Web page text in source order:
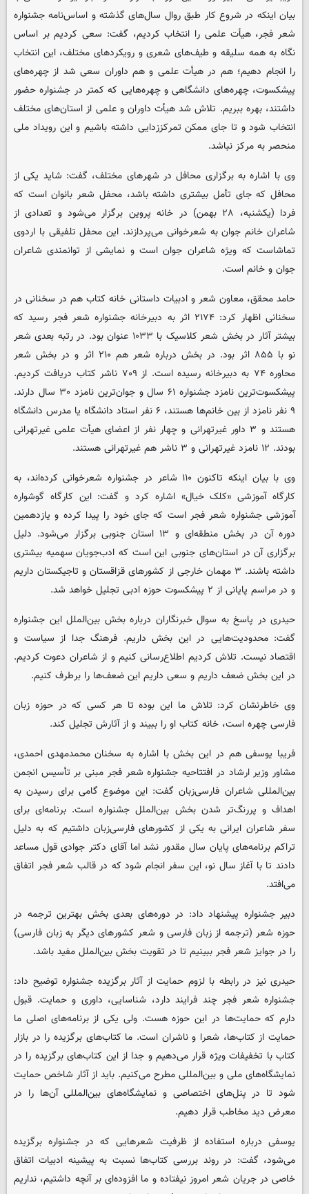
بیان اینکه در شروع کار طبق روال سال‌های گذشته و اساس‌نامه جشنواره
شعر فجر، هیأت علمی را انتخاب کردیم، گفت: سعی کردیم بر اساس
نگاه به همه سلیقه و طیف‌های شعری و رویکردهای مختلف، این انتخاب
را انجام دهیم؛ هم در هیأت علمی و هم داوران سعی شد از چهره‌های
پیشکسوت، چهره‌های دانشگاهی و چهره‌هایی که کمتر در جشنواره حضور
داشتند، بهره ببریم. تلاش شد هیأت داوران و علمی از استان‌های مختلف
انتخاب شود و تا جای ممکن تمرکززدایی داشته باشیم و این رویداد ملی
منحصر به مرکز نباشد.
وی با اشاره به برگزاری محافل در شهرهای مختلف، گفت: شاید یکی از
محافل که جای تأمل بیشتری داشته باشد، محفل شعر بانوان است که
فردا (یکشنبه، ۲۸ بهمن) در خانه پروین برگزار می‌شود و تعدادی از
شاعران خانم جوان به شعرخوانی می‌پردازند. این محفل تلفیقی با اردوی
تماشاست که ویژه شاعران جوان است و نمایشی از توانمندی شاعران
جوان و خانم است.
حامد محقق، معاون شعر و ادبیات داستانی خانه کتاب هم در سخنانی در
سخنانی اظهار کرد: ۲۱۷۴ اثر به دبیرخانه جشنواره شعر فجر رسید که
بیشتر آثار در بخش شعر کلاسیک با ۱۰۳۳ عنوان بود. در رتبه بعدی شعر
نو با ۸۵۵ اثر بود. در بخش درباره شعر هم ۲۱۰ اثر و در بخش شعر
محاوره ۷۴ به دبیرخانه رسیده است. از ۷۰۹ ناشر کتاب دریافت کردیم.
پیشکسوت‌ترین نامزد جشنواره ۶۱ سال و جوان‌ترین نامزد ۳۰ سال دارند.
۹ نفر نامزد از بین خانم‌ها هستند، ۶ نفر استاد دانشگاه یا مدرس دانشگاه
هستند و ۳ داور غیرتهرانی و چهار نفر از اعضای هیأت علمی غیرتهرانی
بودند. ۱۲ نامزد غیرتهرانی و ۳ ناشر هم غیرتهرانی هستند.
وی با بیان اینکه تاکنون ۱۱۰ شاعر در جشنواره شعرخوانی کرده‌اند، به
کارگاه آموزشی «کلک خیال» اشاره کرد و گفت: این کارگاه گوشواره
آموزشی جشنواره شعر فجر است که جای خود را پیدا کرده و یازدهمین
دوره آن در بخش منطقه‌ای و ۱۳ استان جنوبی برگزار می‌شود. دلیل
برگزاری آن در استان‌های جنوبی این است که ادب‌جویان سهمیه بیشتری
داشته باشند. ۳ مهمان خارجی از کشورهای قزاقستان و تاجیکستان داریم
و در مراسم پایانی از ۲ پیشکسوت حوزه ادبی تجلیل خواهد شد.
حیدری در پاسخ به سوال خبرنگاران درباره بخش بین‌الملل این جشنواره
گفت: محدودیت‌هایی در این بخش داریم. فرهنگ جدا از سیاست و
اقتصاد نیست. تلاش کردیم اطلاع‌رسانی کنیم و از شاعران دعوت کردیم.
در این بخش ضعف داریم و سعی داریم این ضعف‌ها را برطرف کنیم.
وی خاطرنشان کرد: تلاش ما این بوده تا هر کسی که در حوزه زبان
فارسی چهره است، خانه کتاب او را ببیند و از آثارش تجلیل کند.
فریبا یوسفی هم در این بخش با اشاره به سخنان محمدمهدی احمدی،
مشاور وزیر ارشاد در افتتاحیه جشنواره شعر فجر مبنی بر تأسیس انجمن
بین‌المللی شاعران فارسی‌زبان گفت: این موضوع گامی برای رسیدن به
اهداف و پررنگ‌تر شدن بخش بین‌الملل جشنواره است. برنامه‌ای برای
سفر شاعران ایرانی به یکی از کشورهای فارسی‌زبان داشتیم که به دلیل
تراکم برنامه‌های پایان سال مقدور نشد اما آقای دکتر جوادی قول مساعد
دادند تا با آغاز سال نو، این سفر انجام ‌شود که در قالب شعر فجر اتفاق
می‌افتد.
دبیر جشنواره پیشنهاد داد: در دوره‌های بعدی بخش بهترین ترجمه در
حوزه شعر (ترجمه از زبان فارسی و شعر کشورهای دیگر به زبان فارسی)
را در جوایز شعر فجر ببینیم تا در تقویت بخش بین‌الملل مفید باشد.
حیدری نیز در رابطه با لزوم حمایت از آثار برگزیده جشنواره توضیح داد:
جشنواره شعر فجر چند فرایند دارد، شناسایی، داوری و حمایت. قبول
دارم که حمایت‌ها در این حوزه هست. ولی یکی از برنامه‌های اصلی ما
حمایت از کتاب‌ها، شعرا و ناشران است. ما کتاب‌های برگزیده را در بازار
کتاب با تخفیفات ویژه قرار می‌دهیم و جدا از این کتاب‌های برگزیده را در
نمایشگاه‌های ملی و بین‌المللی مطرح می‌کنیم. باید از آثار شاخص حمایت
شود تا در پنل‌های اختصاصی و نمایشگاه‌های بین‌المللی آن‌ها را در
معرض دید مخاطب قرار دهیم.
یوسفی درباره استفاده از ظرفیت‌ شعرهایی که در جشنواره برگزیده
می‌شود، گفت: در روند بررسی کتاب‌ها نسبت به پیشینه ادبیات اتفاق
خاصی در جریان شعر امروز نیفتاده و ما افزوده‌ای بر آنچه داشتیم، نداریم